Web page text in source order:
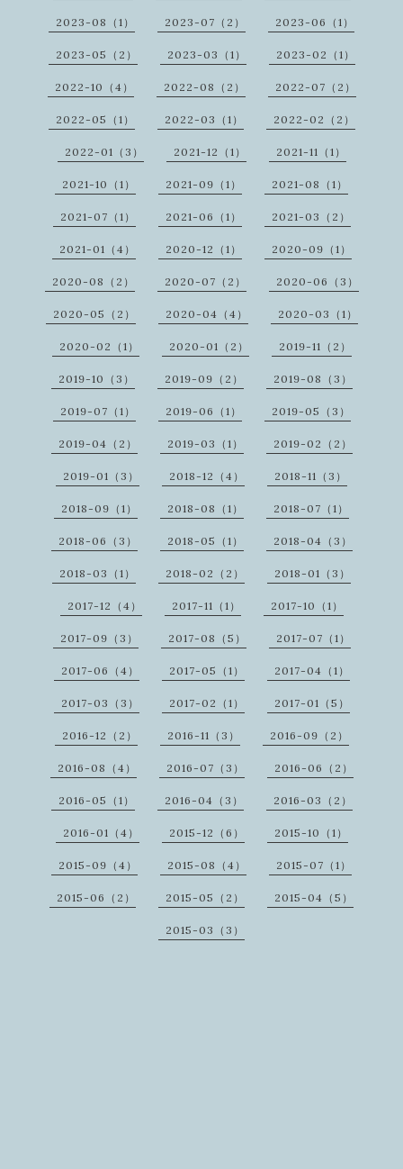
2023-08（1） 2023-07（2） 2023-06（1）
2023-05（2） 2023-03（1） 2023-02（1）
2022-10（4） 2022-08（2） 2022-07（2）
2022-05（1） 2022-03（1） 2022-02（2）
2022-01（3） 2021-12（1） 2021-11（1）
2021-10（1） 2021-09（1） 2021-08（1）
2021-07（1） 2021-06（1） 2021-03（2）
2021-01（4） 2020-12（1） 2020-09（1）
2020-08（2） 2020-07（2） 2020-06（3）
2020-05（2） 2020-04（4） 2020-03（1）
2020-02（1） 2020-01（2） 2019-11（2）
2019-10（3） 2019-09（2） 2019-08（3）
2019-07（1） 2019-06（1） 2019-05（3）
2019-04（2） 2019-03（1） 2019-02（2）
2019-01（3） 2018-12（4） 2018-11（3）
2018-09（1） 2018-08（1） 2018-07（1）
2018-06（3） 2018-05（1） 2018-04（3）
2018-03（1） 2018-02（2） 2018-01（3）
2017-12（4） 2017-11（1） 2017-10（1）
2017-09（3） 2017-08（5） 2017-07（1）
2017-06（4） 2017-05（1） 2017-04（1）
2017-03（3） 2017-02（1） 2017-01（5）
2016-12（2） 2016-11（3） 2016-09（2）
2016-08（4） 2016-07（3） 2016-06（2）
2016-05（1） 2016-04（3） 2016-03（2）
2016-01（4） 2015-12（6） 2015-10（1）
2015-09（4） 2015-08（4） 2015-07（1）
2015-06（2） 2015-05（2） 2015-04（5）
2015-03（3）